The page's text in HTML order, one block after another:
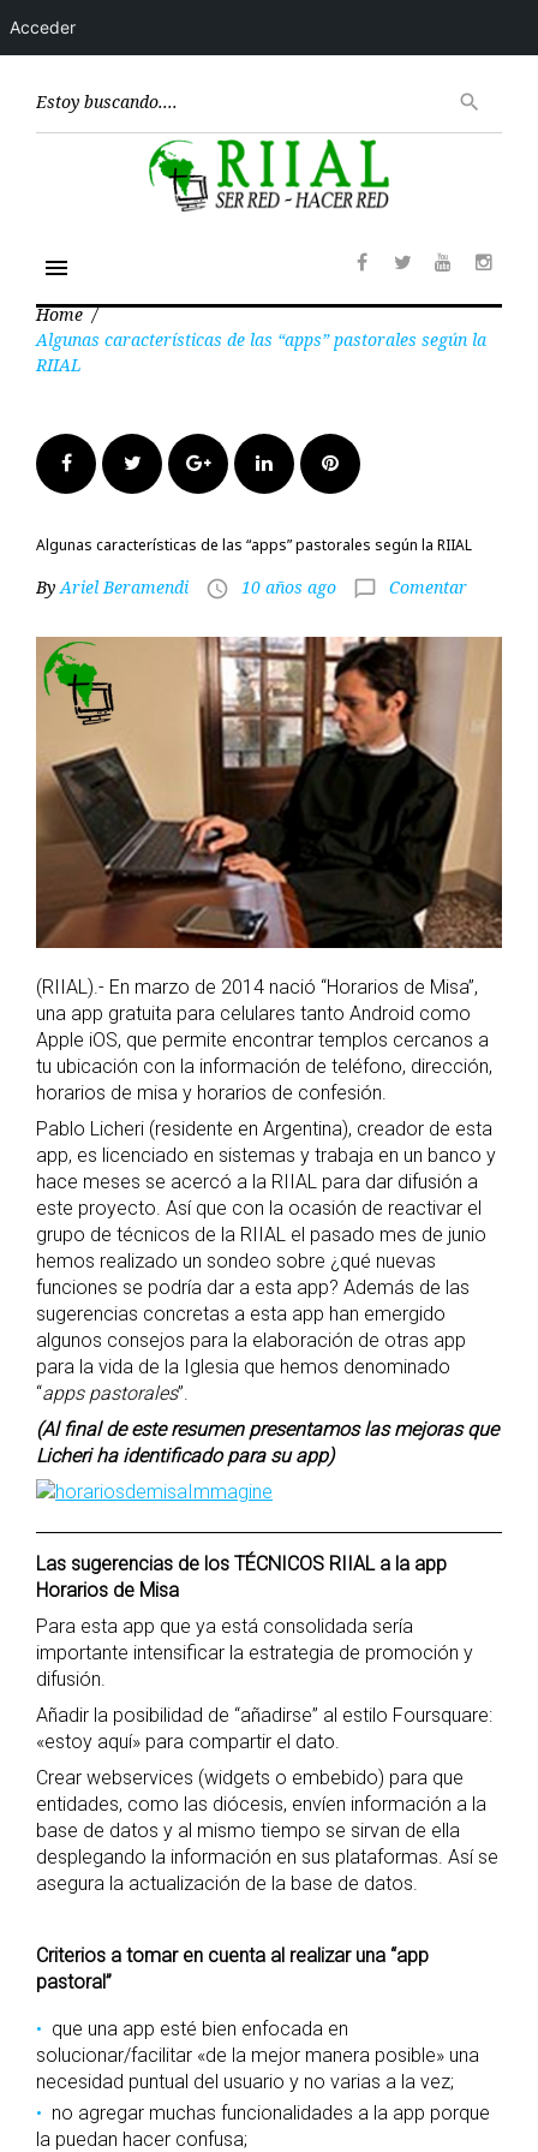
search
menu
Home /
Algunas características de las “apps” pastorales según la
RIIAL
FacebookTwitter Google+LinkedInPinterest
Algunas características de las “apps” pastorales según la RIIAL
ByAriel Beramendi access_time 10 años ago chat_bubble_outline Comentar
(RIIAL).- En marzo de 2014 nació “Horarios de Misa”,
una app gratuita para celulares tanto Android como
Apple iOS, que permite encontrar templos cercanos a
tu ubicación con la información de teléfono, dirección,
horarios de misa y horarios de confesión.
Pablo Licheri (residente en Argentina), creador de esta
app, es licenciado en sistemas y trabaja en un banco y
hace meses se acercó a la RIIAL para dar difusión a
este proyecto. Así que con la ocasión de reactivar el
grupo de técnicos de la RIIAL el pasado mes de junio
hemos realizado un sondeo sobre ¿qué nuevas
funciones se podría dar a esta app? Además de las
sugerencias concretas a esta app han emergido
algunos consejos para la elaboración de otras app
para la vida de la Iglesia que hemos denominado
“apps pastorales”.
(Al final de este resumen presentamos las mejoras que
Licheri ha identificado para su app)
Las sugerencias de los TÉCNICOS RIIAL a la app
Horarios de Misa
Para esta app que ya está consolidada sería
importante intensificar la estrategia de promoción y
difusión.
Añadir la posibilidad de “añadirse” al estilo Foursquare:
«estoy aquí» para compartir el dato.
Crear webservices (widgets o embebido) para que
entidades, como las diócesis, envíen información a la
base de datos y al mismo tiempo se sirvan de ella
desplegando la información en sus plataformas. Así se
asegura la actualización de la base de datos.
Criterios a tomar en cuenta al realizar una “app
pastoral”
que una app esté bien enfocada en
solucionar/facilitar «de la mejor manera posible» una
necesidad puntual del usuario y no varias a la vez;
no agregar muchas funcionalidades a la app porque
la puedan hacer confusa;
Acceder